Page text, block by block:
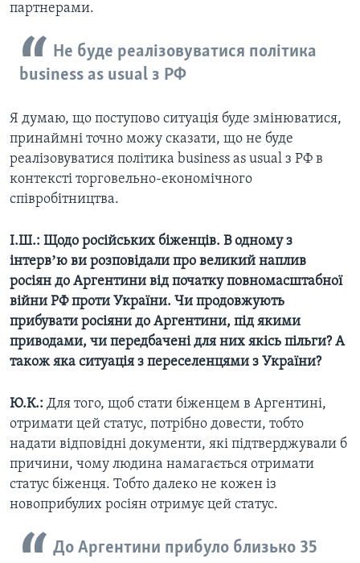
партнерами.
Не буде реалізовуватися політика
business as usual з РФ
Я думаю, що поступово ситуація буде змінюватися,
принаймні точно можу сказати, що не буде
реалізовуватися політика business as usual з РФ в
контексті торговельно-економічного
співробітництва.
І.Ш.: Щодо російських біженців. В одному з
інтервʼю ви розповідали про великий наплив
росіян до Аргентини від початку повномасштабної
війни РФ проти України. Чи продовжують
прибувати росіяни до Аргентини, під якими
приводами, чи передбачені для них якісь пільги? А
також яка ситуація з переселенцями з України?
Ю.К.: Для того, щоб стати біженцем в Аргентині,
отримати цей статус, потрібно довести, тобто
надати відповідні документи, які підтверджували б
причини, чому людина намагається отримати
статус біженця. Тобто далеко не кожен із
новоприбулих росіян отримує цей статус.
До Аргентини прибуло близько 35